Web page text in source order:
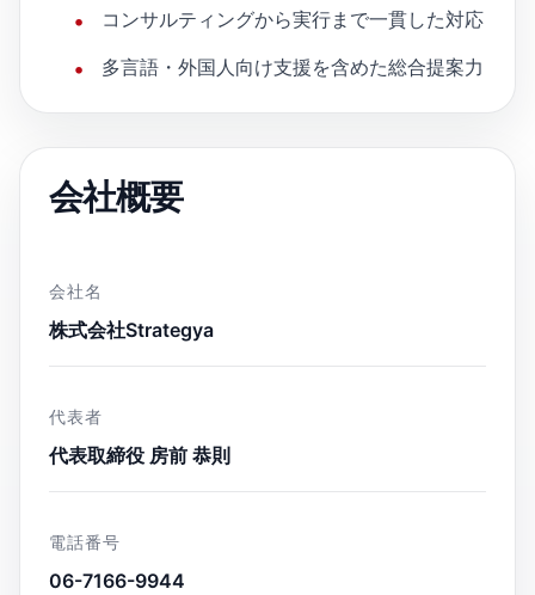
コンサルティングから実行まで一貫した対応
多言語・外国人向け支援を含めた総合提案力
会社概要
会社名
株式会社Strategya
代表者
代表取締役 房前 恭則
電話番号
06-7166-9944